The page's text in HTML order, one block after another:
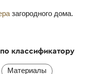
загородного дома.
классификатору
Материалы